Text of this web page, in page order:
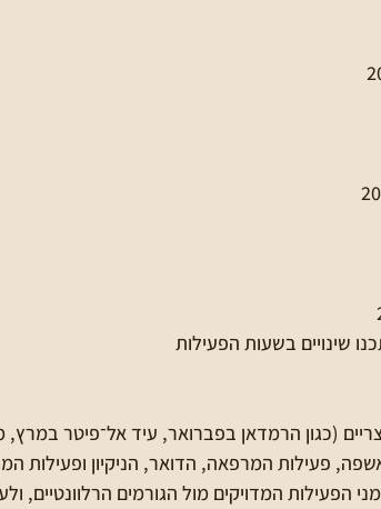
שינויים בשעות הפעילות
(כגון הרמדאן בפברואר, עיד אל־פיטר במרץ,
פעילות המרפאה, הדואר, הניקיון ופעילות
הפעילות המדויקים מול הגורמים הרלוונטיים,